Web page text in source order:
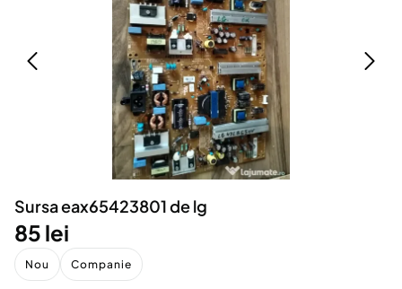
Animale de companie
Afaceri și echipamente profesionale
Inchiriere Bunuri si Vehicule
Utilaje agricole si industriale
Piese auto si accesorii
Dacia Duster
Sursa eax65423801 de lg
85 lei
Nou Companie